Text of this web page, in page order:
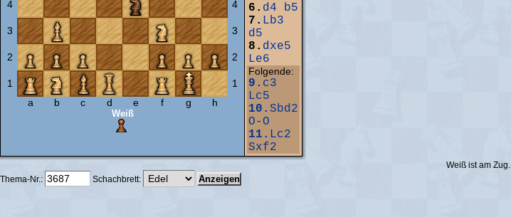
4 4
3 3
2 2
1
1
a
b c d e f g h
Weiß
6. d4
b5
7. Lb3
d5
8. dxe5
Le6
Folgende:
9. c3
Lc5
10. Sbd2
O-O
11. Lc2
Sxf2
Weiß ist am Zug.
Thema-Nr.:
Schachbrett: